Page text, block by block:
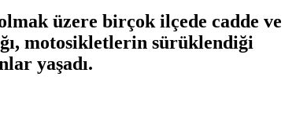
üzere birçok ilçede cadde ve
motosikletlerin sürüklendiği
yaşadı.